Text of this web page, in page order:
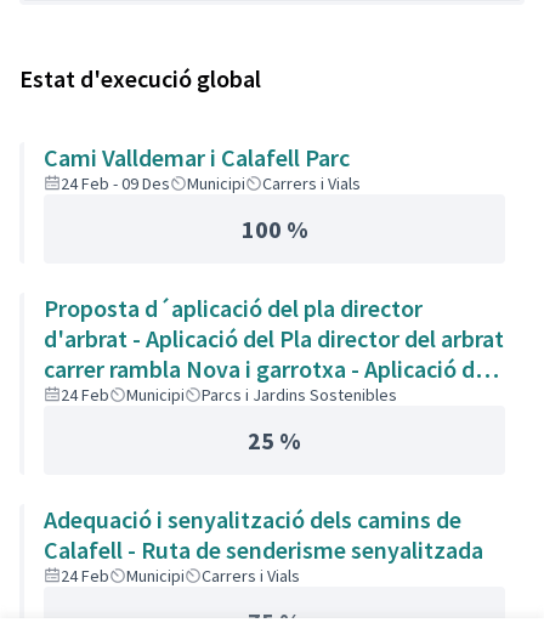
Estat d'execució global
Cami Valldemar i Calafell Parc
24 Feb - 09 Des Municipi Carrers i Vials
100 %
Proposta d´aplicació del pla director
d'arbrat - Aplicació del Pla director del arbrat
carrer rambla Nova i garrotxa - Aplicació del
pla director d'arbrat als carrers Rambla Nova
i Garrotxa - Poda de los árboles y arreglar
24 Feb Municipi Parcs i Jardins Sostenibles
25 %
Adequació i senyalització dels camins de
Calafell - Ruta de senderisme senyalitzada
24 Feb Municipi Carrers i Vials
75 %